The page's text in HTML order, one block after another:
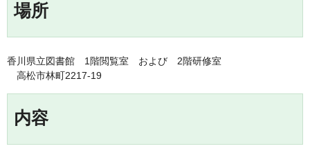
場所
香川県立図書館 1階閲覧室 および 2階研修室
高松市林町2217-19
内容